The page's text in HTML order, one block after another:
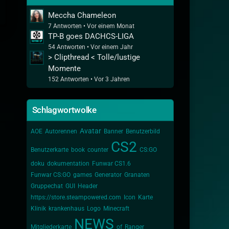
Meccha Chameleon
7 Antworten Vor einem Monat
TP-B goes DACHCS-LIGA
54 Antworten Vor einem Jahr
> Clipthread < Tolle/lustige
Momente
152 Antworten Vor 3 Jahren
Schlagwortwolke
AOE Autorennen Avatar Banner Benutzerbild
Benutzerkarte book counter CS2 CS:GO
doku dokumentation Funwar CS1.6
Funwar CS:GO games Generator Granaten
Gruppechat GUI Header
https://store.steampowered.com Icon Karte
Klinik krankenhaus Logo Minecraft
Mitgliederkarte NEWS of Ranger